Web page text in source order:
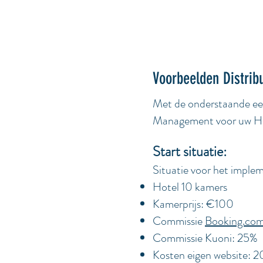
Voorbeelden
Met de onderstaande
Management voor uw
Start situatie:
Situatie voor het
Hotel 10 kamers
Kamerprijs: €100
Commissie
Commissie Kuoni: 25%
Kosten eigen website: